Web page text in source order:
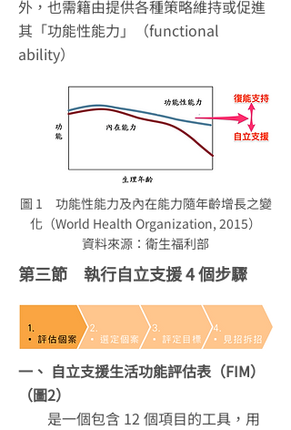
外，也需籍由提供各種策略維持或促進
其「功能性能力」（functional
ability）
圖 1 功能性能力及內在能力隨年齡增長之變
化（World Health Organization, 2015）
資料來源：衛生福利部
第三節 執行自立支援 4 個步驟
一、 自立支援生活功能評估表（FIM）
（圖2）
是一個包含 12 個項目的工具，用